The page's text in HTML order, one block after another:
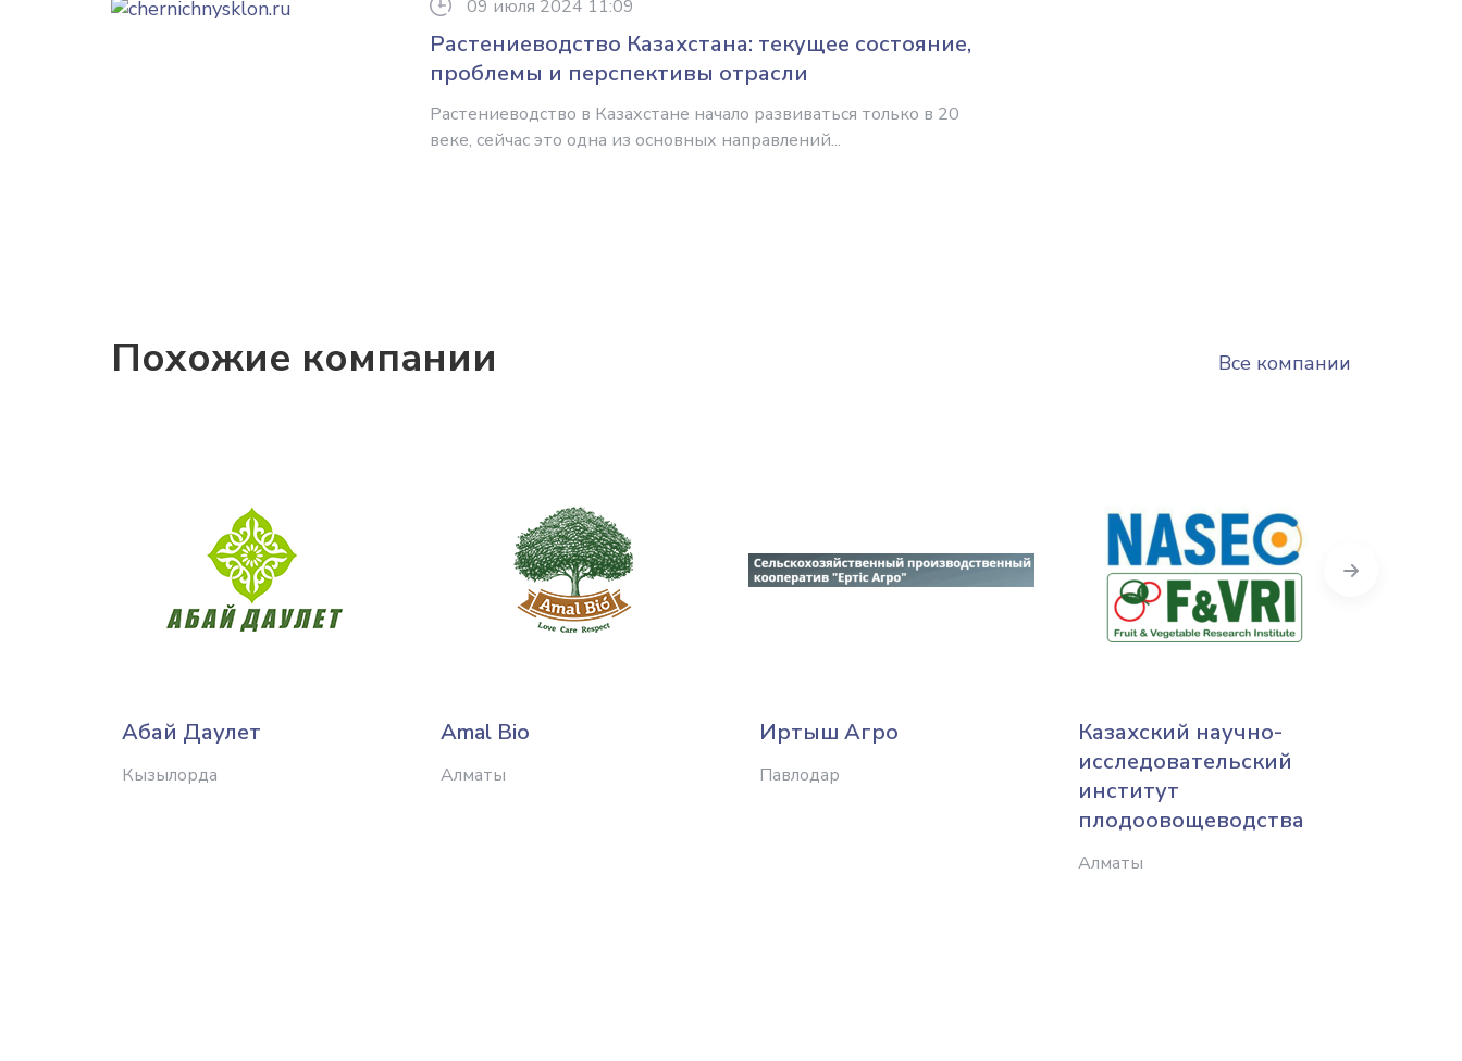
09 июля 2024 11:09
Растениеводство Казахстана: текущее состояние,
проблемы и перспективы отрасли
Растениеводство в Казахстане начало развиваться только в 20
веке, сейчас это одна из основных направлений...
Похожие компании Все компании
Абай Даулет
Кызылорда
Аmal Bio
Алматы
Иртыш Агро
Павлодар
Казахский научно-
исследовательский
институт
плодоовощеводства
Алматы